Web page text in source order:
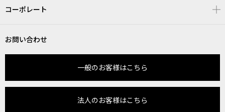
コーポレート
お問い合わせ
一般のお客様はこちら
法人のお客様はこちら